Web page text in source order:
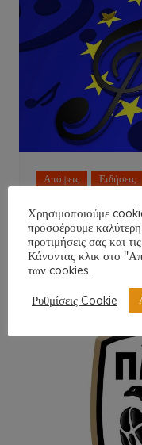
Απόψεις Ειδήσεις
ΑΠΟΨΕ Ο
EUROVISION!
Χρησιμοποιούμε
προσφέρουμε καλύτερη
προτιμήσεις σας και
Κάνοντας κλικ στο
των cookies.
Ρυθμίσεις Cookie